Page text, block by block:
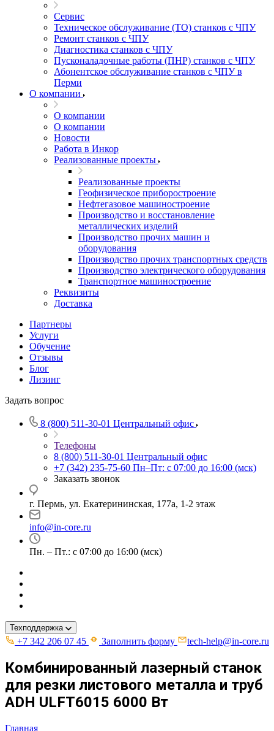
Сервис
Техническое обслуживание (ТО) станков с ЧПУ
Ремонт станков с ЧПУ
Диагностика станков с ЧПУ
Пусконаладочные работы (ПНР) станков с ЧПУ
Абонентское обслуживание станков с ЧПУ в
Перми
О компании
О компании
О компании
Новости
Работа в Инкор
Реализованные проекты
Реализованные проекты
Геофизическое приборостроение
Нефтегазовое машиностроение
Производство и восстановление
металлических изделий
Производство прочих машин и
оборудования
Производство прочих транспортных средств
Производство электрического оборудования
Транспортное машиностроение
Реквизиты
Доставка
Партнеры
Услуги
Обучение
Отзывы
Блог
Лизинг
Задать вопрос
8 (800) 511-30-01 Центральный офис
Телефоны
8 (800) 511-30-01 Центральный офис
+7 (342) 235-75-60 Пн–Пт: с 07:00 до 16:00 (мск)
Заказать звонок
г. Пермь, ул. ​Екатерининская, 177а, ​1-2 этаж
info@in-core.ru
Пн. – Пт.: с 07:00 до 16:00 (мск)
Техподдержка
+7 342 206 07 45 Заполнить форму tech-help@in-core.ru
Комбинированный лазерный станок
для резки листового металла и труб
ADH ULFT6015 6000 Вт
Главная